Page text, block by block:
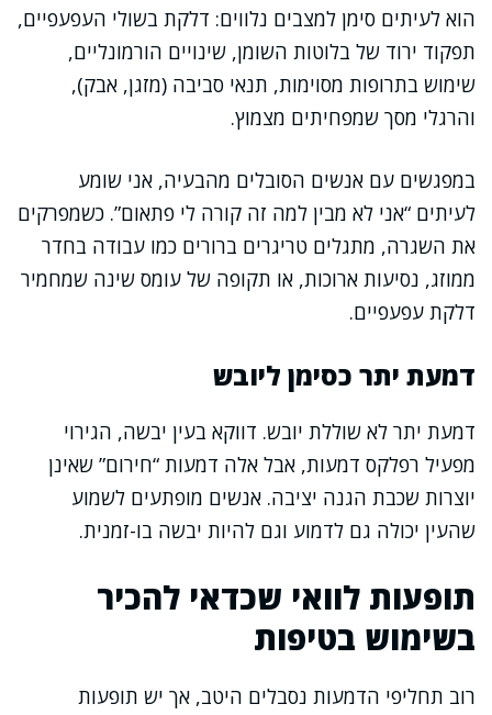
הוא לעיתים סימן למצבים נלווים: דלקת בשולי העפעפיים,
תפקוד ירוד של בלוטות השומן, שינויים הורמונליים,
שימוש בתרופות מסוימות, תנאי סביבה (מזגן, אבק),
והרגלי מסך שמפחיתים מצמוץ.
במפגשים עם אנשים הסובלים מהבעיה, אני שומע
לעיתים “אני לא מבין למה זה קורה לי פתאום”. כשמפרקים
את השגרה, מתגלים טריגרים ברורים כמו עבודה בחדר
ממוזג, נסיעות ארוכות, או תקופה של עומס שינה שמחמיר
דלקת עפעפיים.
דמעת יתר כסימן ליובש
דמעת יתר לא שוללת יובש. דווקא בעין יבשה, הגירוי
מפעיל רפלקס דמעות, אבל אלה דמעות “חירום” שאינן
יוצרות שכבת הגנה יציבה. אנשים מופתעים לשמוע
שהעין יכולה גם לדמוע וגם להיות יבשה בו-זמנית.
תופעות לוואי שכדאי להכיר
בשימוש בטיפות
רוב תחליפי הדמעות נסבלים היטב, אך יש תופעות